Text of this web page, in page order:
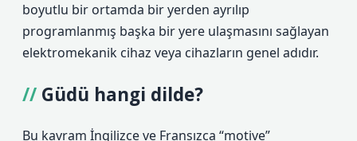
boyutlu bir ortamda bir yerden ayrılıp
programlanmış başka bir yere ulaşmasını sağlayan
elektromekanik cihaz veya cihazların genel adıdır.
Güdü hangi dilde?
Bu kavram İngilizce ve Fransızca “motive”